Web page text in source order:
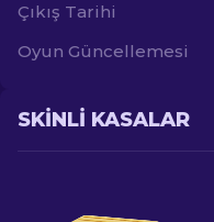
Çıkış Tarihi
Oyun Güncellemesi
SKINLI KASALAR